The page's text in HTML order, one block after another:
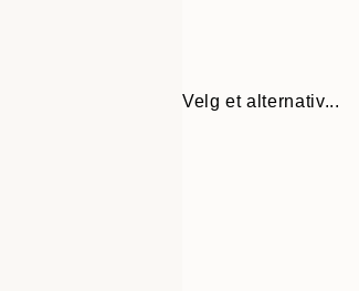
Velg et alternativ...